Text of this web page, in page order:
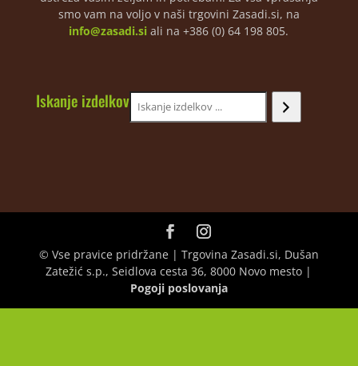
smo vam na voljo v naši trgovini Zasadi.si, na
info@zasadi.si ali na +386 (0) 64 198 805.
Iskanje izdelkov
© Vse pravice pridržane | Trgovina Zasadi.si, Dušan
Zatežić s.p., Seidlova cesta 36, 8000 Novo mesto |
Pogoji poslovanja